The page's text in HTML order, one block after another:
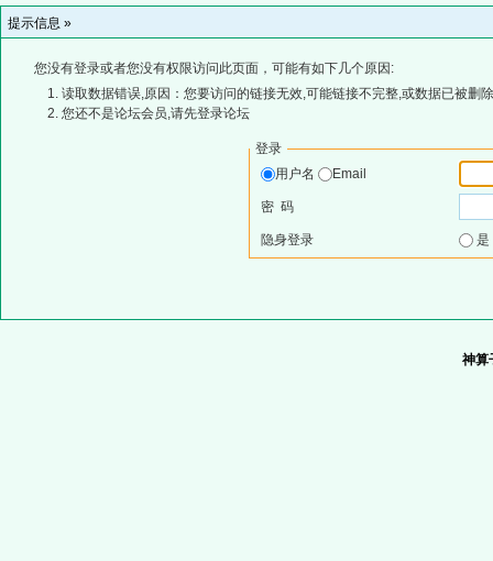
提示信息 »
您没有登录或者您没有权限访问此页面，可能有如下几个原因:
读取数据错误,原因：您要访问的链接无效,可能链接不完整,或数据已被删
您还不是论坛会员,请先登录论坛
登录
用户名
Email
密 码
隐身登录
神算